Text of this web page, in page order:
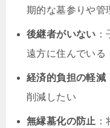
期的な墓参りや管
後継者がいない
遠方に住んでいる
経済的負担の軽減
削減したい
無縁墓化の防止